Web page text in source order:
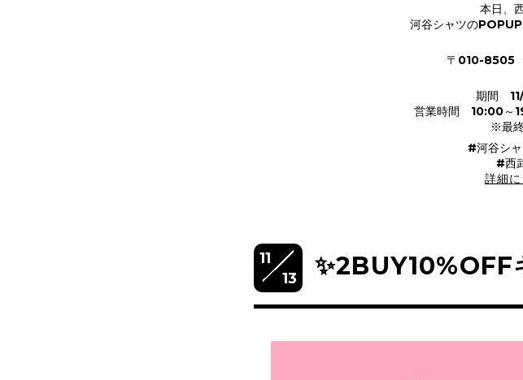
本日、
河谷シャツの
〒010-8505
期間
営業時間 10:00～
※最
#河谷シ
#西
詳細
11
13
✨2BUY10%OFF